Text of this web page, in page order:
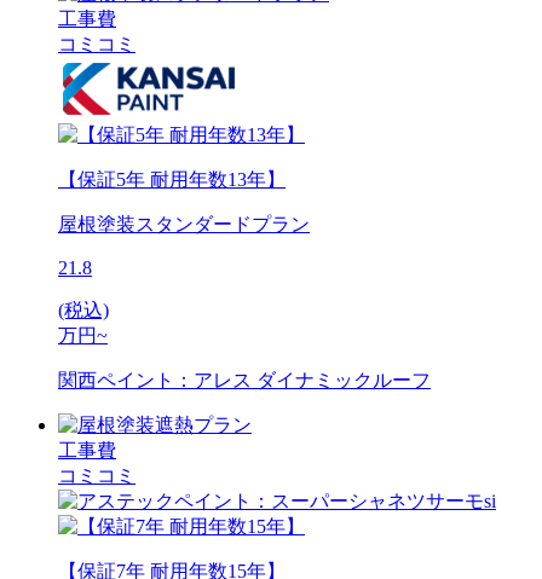
工事費
コミコミ
【保証5年 耐用年数13年】
屋根塗装スタンダードプラン
21.8
(税込)
万円~
関西ペイント：アレス ダイナミックルーフ
工事費
コミコミ
【保証7年 耐用年数15年】